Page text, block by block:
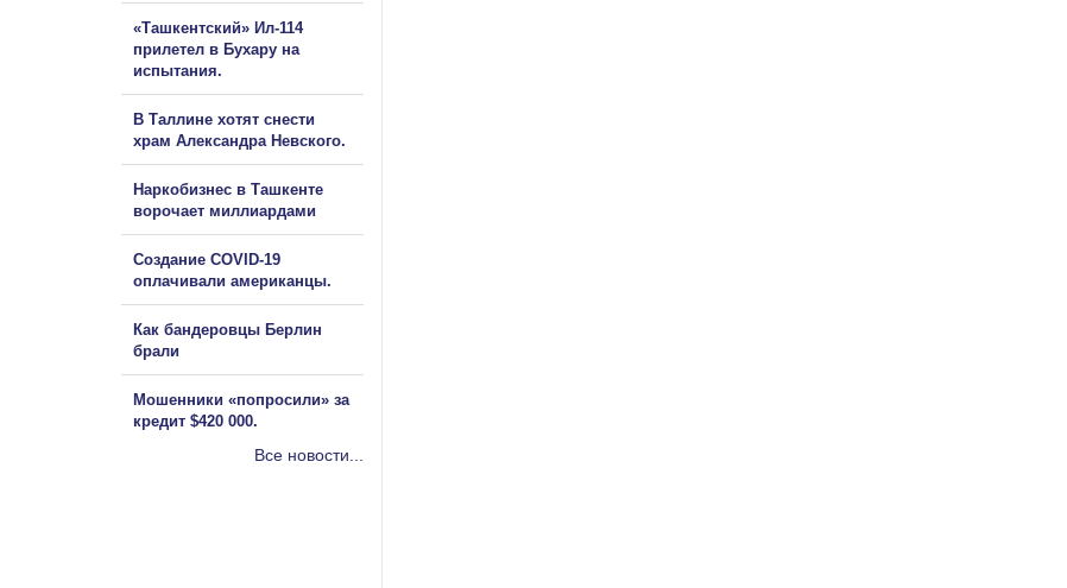
«Ташкентский» Ил-114
прилетел в Бухару на
испытания.
В Таллине хотят снести
храм Александра Невского.
Наркобизнес в Ташкенте
ворочает миллиардами
Создание COVID-19
оплачивали американцы.
Как бандеровцы Берлин
брали
Мошенники «попросили» за
кредит $420 000.
Все новости...